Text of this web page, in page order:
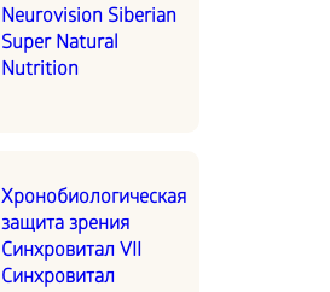
Neurovision Siberian
Super Natural
Nutrition
Хронобиологическая
защита зрения
Синхровитал VII
Синхровитал